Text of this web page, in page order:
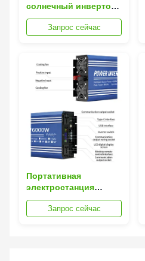
солнечный инвертор
с чистой синусоидой
надежного
преобразования
энергии
Запрос сейчас
Портативная
электростанция
пиковой мощностью
6000 Вт с выходом
Запрос сейчас